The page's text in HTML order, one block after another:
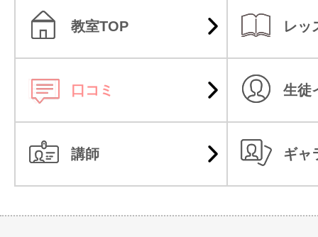
教室TOP レッ
口コミ 生徒
講師 ギャ